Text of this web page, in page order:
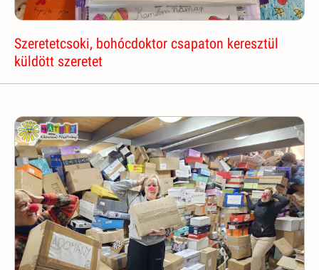
Szeretetcsoki, bohócdoktor csapaton keresztül
küldött szeretet